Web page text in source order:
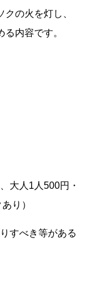
の火を灯し、
内容です。
大人1人500円・
り）
すべき等がある